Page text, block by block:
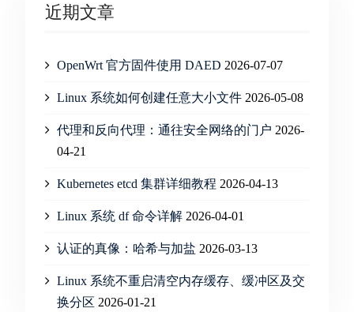
近期文章
OpenWrt 官方固件使用 DAED 2026-07-07
Linux 系统如何创建任意大小文件 2026-05-08
代理和反向代理：通往安全网络的门户 2026-
04-21
Kubernetes etcd 集群详细教程 2026-04-13
Linux 系统 df 命令详解 2026-04-01
认证的真像：哈希与加盐 2026-03-13
Linux 系统不重启清空内存缓存、缓冲区及交
换分区 2026-01-21